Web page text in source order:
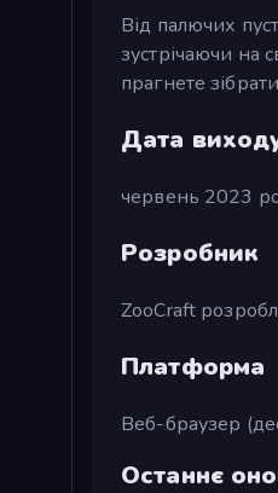
Від палючих
зустрічаючи на
прагнете
Дата
червень 2023
Розробник
ZooCraft
Платформа
Веб-браузер
Останнє